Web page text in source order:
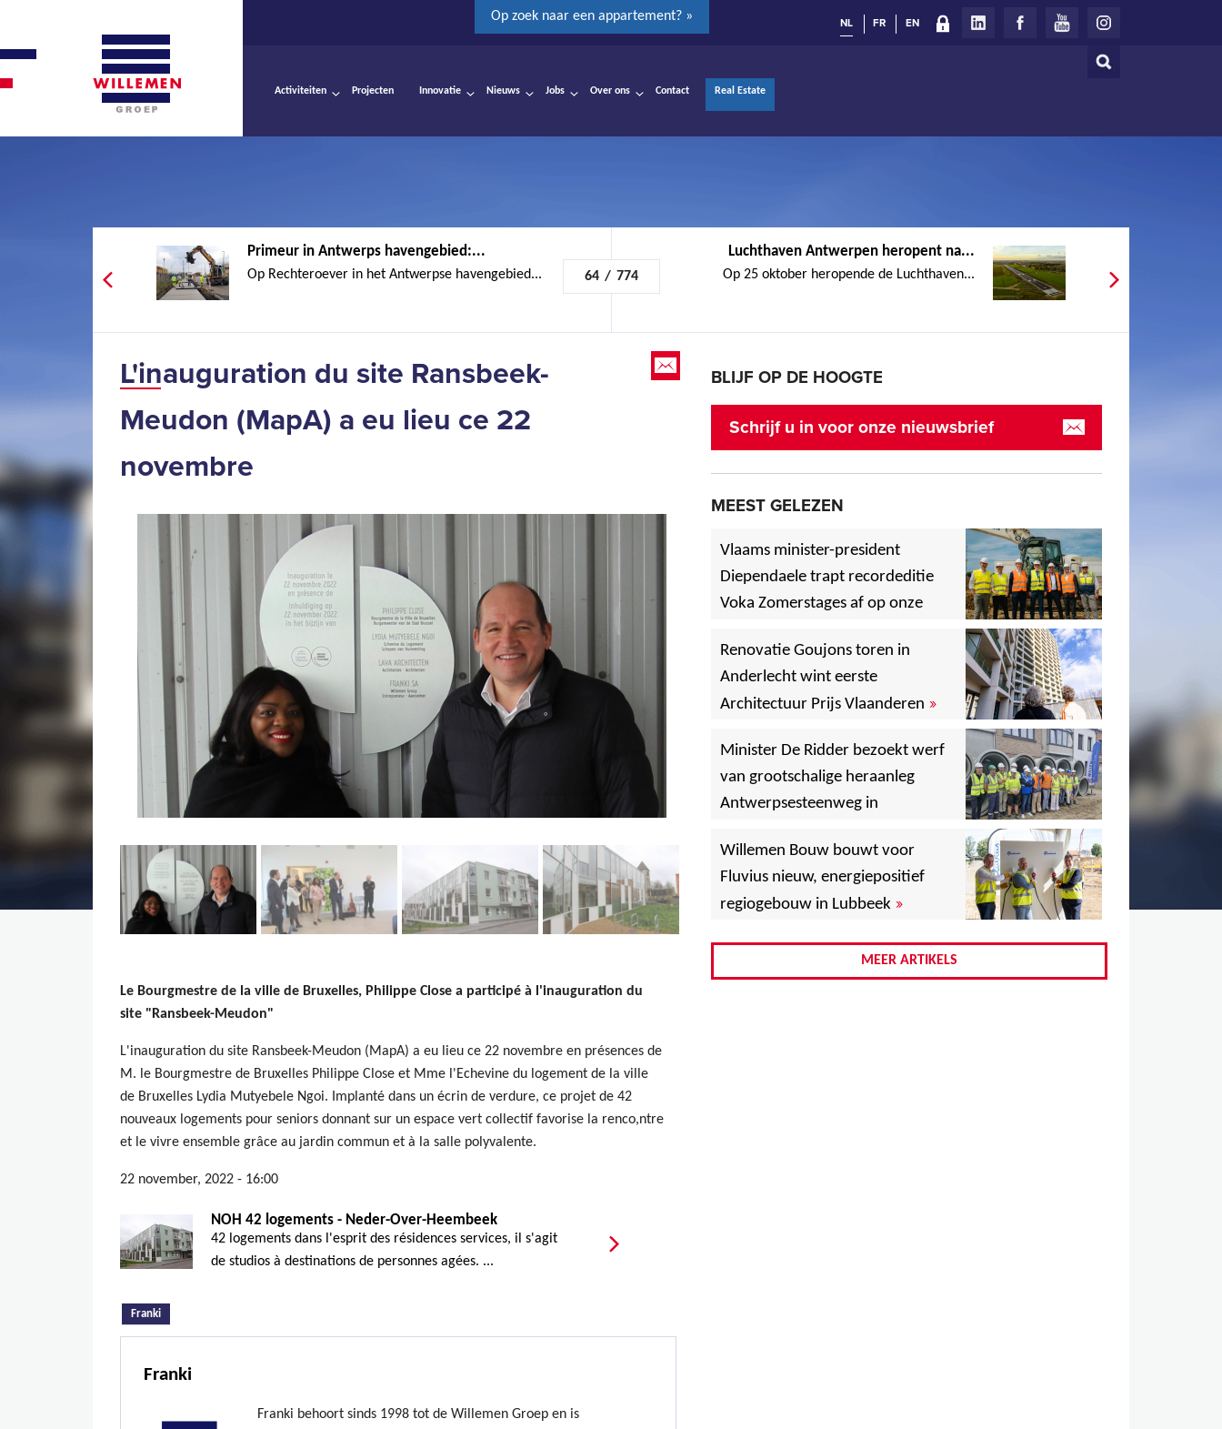
Op zoek naar een appartement? »
Zoeken
NL FR EN
Activiteiten Projecten Innovatie Nieuws Jobs Over ons Contact Real Estate
Primeur in Antwerps havengebied:...
Op Rechteroever in het Antwerpse havengebied... 64 / 774
Luchthaven Antwerpen heropent na...
Op 25 oktober heropende de Luchthaven...
L'inauguration du site Ransbeek-
Meudon (MapA) a eu lieu ce 22
novembre
Le Bourgmestre de la ville de Bruxelles, Philippe Close a participé à l'inauguration du
site "Ransbeek-Meudon"
L'inauguration du site Ransbeek-Meudon (MapA) a eu lieu ce 22 novembre en présences de
M. le Bourgmestre de Bruxelles Philippe Close et Mme l'Echevine du logement de la ville
de Bruxelles Lydia Mutyebele Ngoi. Implanté dans un écrin de verdure, ce projet de 42
nouveaux logements pour seniors donnant sur un espace vert collectif favorise la renco,ntre
et le vivre ensemble grâce au jardin commun et à la salle polyvalente.
22 november, 2022 - 16:00
NOH 42 logements - Neder-Over-Heembeek
42 logements dans l'esprit des résidences services, il s'agit
de studios à destinations de personnes agées. ...
Franki
Franki
Franki behoort sinds 1998 tot de Willemen Groep en is
BLIJF OP DE HOOGTE
Schrijf u in voor onze nieuwsbrief
MEEST GELEZEN
Vlaams minister-president
Diependaele trapt recordeditie
Voka Zomerstages af op onze
,
,
Renovatie Goujons toren in
Anderlecht wint eerste
Architectuur Prijs Vlaanderen »
, ,
,
Minister De Ridder bezoekt werf
van grootschalige heraanleg
Antwerpsesteenweg in
,
Willemen Bouw bouwt voor
Fluvius nieuw, energiepositief
regiogebouw in Lubbeek »
MEER ARTIKELS